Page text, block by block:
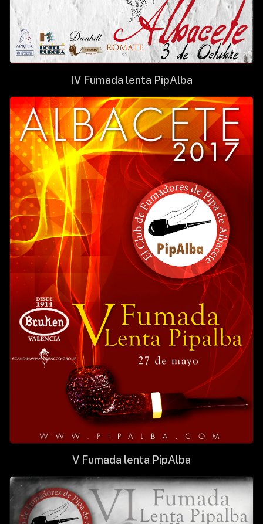
IV Fumada lenta PipAlba
V Fumada lenta PipAlba